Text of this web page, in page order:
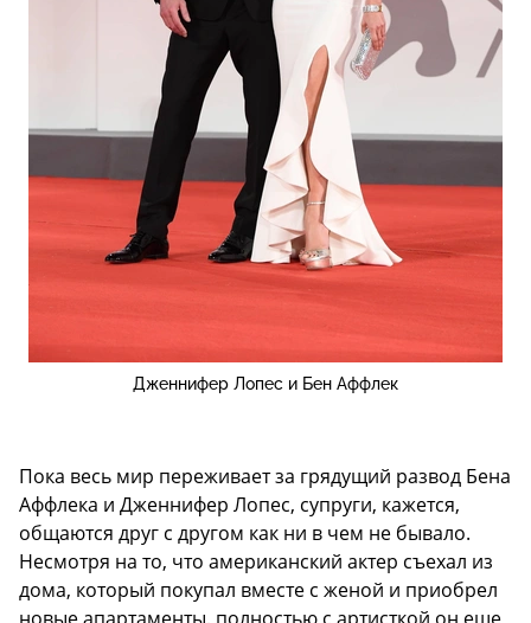
Дженнифер Лопес и Бен Аффлек
Пока весь мир переживает за грядущий развод Бена
Аффлека и Дженнифер Лопес, супруги, кажется,
общаются друг с другом как ни в чем не бывало.
Несмотря на то, что американский актер съехал из
дома, который покупал вместе с женой и приобрел